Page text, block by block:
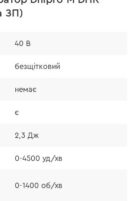
шліфувальна
професійного різання та
40 В, що
ЗП)
40 В
безщітковий
немає
є
2,3 Дж
0-4500 уд/хв
0-1400 об/хв